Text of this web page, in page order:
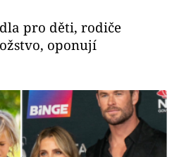
pro děti, rodiče
oponují